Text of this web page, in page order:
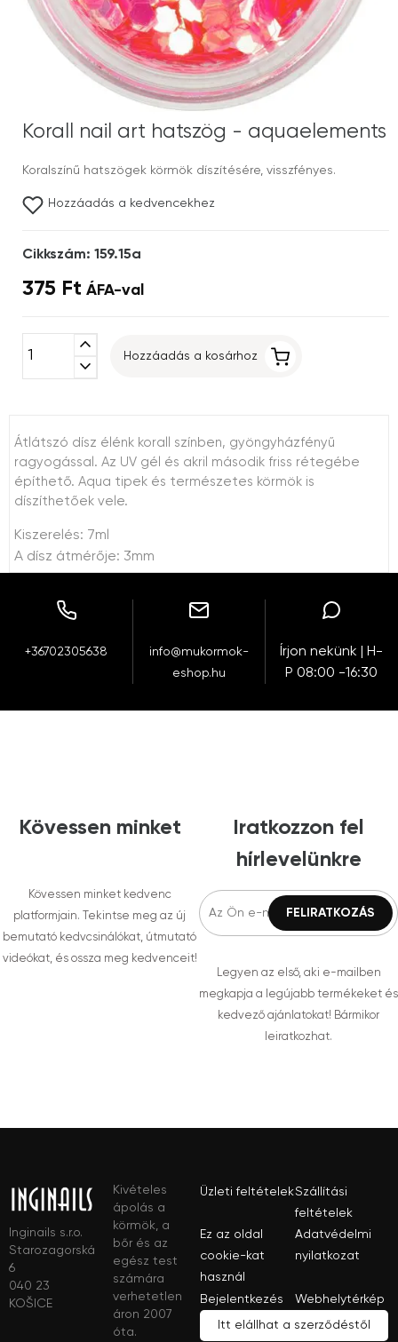
Korall nail art hatszög - aquaelements
Koralszínű hatszögek körmök díszítésére, visszfényes.
Hozzáadás a kedvencekhez
Cikkszám: 159.15a
375 Ft ÁFA-val
expand_less
expand_more
Hozzáadás a kosárhoz
Átlátszó dísz élénk korall színben, gyöngyházfényű
ragyogással. Az UV gél és akril második friss rétegébe
építhető. Aqua tipek és természetes körmök is
díszíthetőek vele.
Kiszerelés: 7ml
A dísz átmérője: 3mm
+36702305638
info@mukormok-
eshop.hu
Írjon nekünk | H-
P 08:00 -16:30
Kövessen minket
Kövessen minket kedvenc
platformjain. Tekintse meg az új
bemutató kedvcsinálókat, útmutató
videókat, és ossza meg kedvenceit!
Iratkozzon fel
hírlevelünkre
Legyen az első, aki e-mailben
megkapja a legújabb termékeket és
kedvező ajánlatokat! Bármikor
leiratkozhat.
Inginails s.r.o.
Starozagorská
6
040 23
KOŠICE
Kivételes
ápolás a
körmök, a
bőr és az
egész test
számára
verhetetlen
áron 2007
óta.
Üzleti feltételekSzállítási
feltételek
Ez az oldal
cookie-kat
használ
Adatvédelmi
nyilatkozat
Bejelentkezés Webhelytérkép
Itt elállhat a szerződéstől